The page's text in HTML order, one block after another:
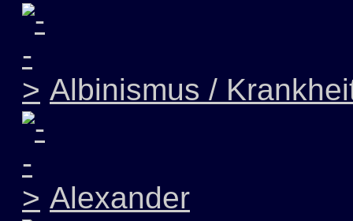
Albinismus /
Alexander